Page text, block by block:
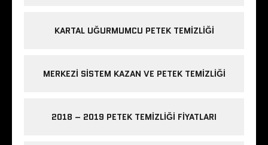
KARTAL UĞURMUMCU PETEK TEMIZLIĞI
MERKEZI SISTEM KAZAN VE PETEK TEMIZLIĞI
2018 – 2019 PETEK TEMIZLIĞI FIYATLARI